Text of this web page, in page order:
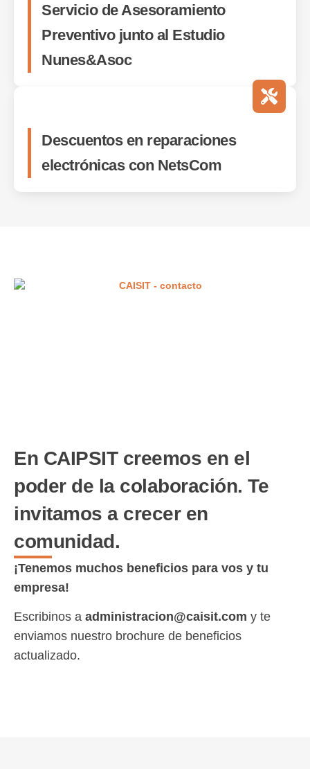
Servicio de Asesoramiento
Preventivo junto al Estudio
Nunes&Asoc
Descuentos en reparaciones
electrónicas con NetsCom
En CAIPSIT creemos en el
poder de la colaboración. Te
invitamos a crecer en
comunidad.
¡Tenemos muchos beneficios para vos y tu
empresa!
Escribinos a administracion@caisit.com y te
enviamos nuestro brochure de beneficios
actualizado.